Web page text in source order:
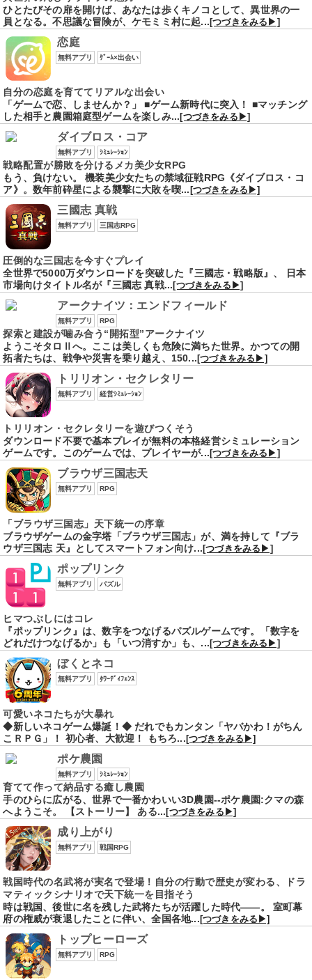
ひとたびその扉を開けば、あなたは歩くキノコとして、異世界の一
員となる。不思議な冒険が、ケモミミ村に起...[つづきをみる▶]
恋庭
無料アプリ ｹﾞｰﾑ×出会い
自分の恋庭を育ててリアルな出会い
「ゲームで恋、しませんか？」 ■ゲーム新時代に突入！ ■マッチング
した相手と農園箱庭型ゲームを楽しみ...[つづきをみる▶]
ダイブロス・コア
無料アプリ ｼﾐｭﾚｰｼｮﾝ
戦略配置が勝敗を分けるメカ美少女RPG
もう、負けない。 機装美少女たちの禁域征戦RPG《ダイブロス・コ
ア》。数年前砕星による襲撃に大敗を喫... [つづきをみる▶]
三國志 真戦
無料アプリ 三国志RPG
圧倒的な三国志を今すぐプレイ
全世界で5000万ダウンロードを突破した『三國志・戦略版』、 日本
市場向けタイトル名が『三國志 真戦...[つづきをみる▶]
アークナイツ：エンドフィールド
無料アプリ RPG
探索と建設が噛み合う“開拓型”アークナイツ
ようこそタロⅡへ。ここは美しくも危険に満ちた世界。かつての開
拓者たちは、戦争や災害を乗り越え、150...[つづきをみる▶]
トリリオン・セクレタリー
無料アプリ 経営ｼﾐｭﾚｰｼｮﾝ
トリリオン・セクレタリーを遊びつくそう
ダウンロード不要で基本プレイが無料の本格経営シミュレーション
ゲームです。このゲームでは、プレイヤーが...[つづきをみる▶]
ブラウザ三国志天
無料アプリ RPG
「ブラウザ三国志」天下統一の序章
ブラウザゲームの金字塔「ブラウザ三国志」が、満を持して『ブラ
ウザ三国志 天』としてスマートフォン向け...[つづきをみる▶]
ポップリンク
無料アプリ パズル
ヒマつぶしにはコレ
『ポップリンク』は、数字をつなげるパズルゲームです。「数字を
どれだけつなげるか」も「いつ消すか」も、...[つづきをみる▶]
ぼくとネコ
無料アプリ ﾀﾜｰﾃﾞｨﾌｪﾝｽ
可愛いネコたちが大暴れ
◆新しいネコゲーム爆誕！◆ だれでもカンタン「ヤバかわ！がちん
こＲＰＧ」！ 初心者、大歓迎！ もちろ... [つづきをみる▶]
ポケ農園
無料アプリ ｼﾐｭﾚｰｼｮﾝ
育てて作って納品する癒し農園
手のひらに広がる、世界で一番かわいい3D農園--ポケ農園:クマの森
へようこそ。 【ストーリー】 ある...[つづきをみる▶]
成り上がり
無料アプリ 戦国RPG
戦国時代の名武将が実名で登場！自分の行動で歴史が変わる、ドラ
マティックシナリオで天下統一を目指そう
時は戦国、後世に名を残した武将たちが活躍した時代――。 室町幕
府の権威が衰退したことに伴い、全国各地... [つづきをみる▶]
トップヒーローズ
無料アプリ RPG